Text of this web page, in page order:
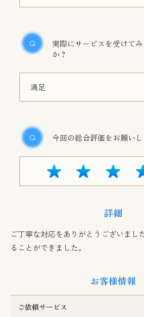
実際にサービスを受けて
か？
満足
今回の総合評価をお願い
詳細
ご丁寧な対応をありがとうございまし
ることができました。
お客様情報
ご依頼サービス